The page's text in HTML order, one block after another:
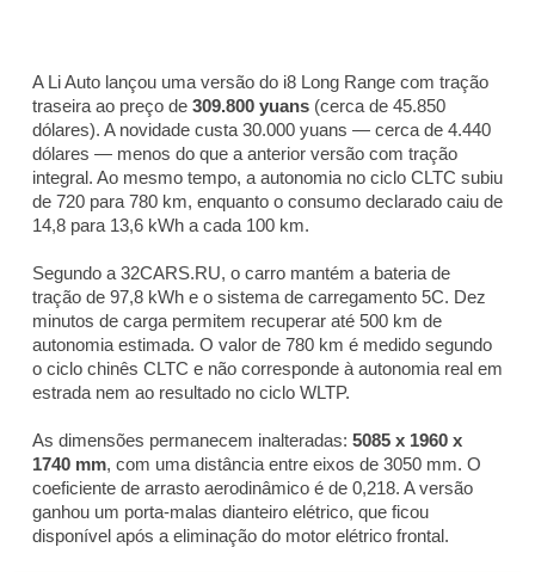
A Li Auto lançou uma versão do i8 Long Range com tração
traseira ao preço de 309.800 yuans (cerca de 45.850
dólares). A novidade custa 30.000 yuans — cerca de 4.440
dólares — menos do que a anterior versão com tração
integral. Ao mesmo tempo, a autonomia no ciclo CLTC subiu
de 720 para 780 km, enquanto o consumo declarado caiu de
14,8 para 13,6 kWh a cada 100 km.
Segundo a 32CARS.RU, o carro mantém a bateria de
tração de 97,8 kWh e o sistema de carregamento 5C. Dez
minutos de carga permitem recuperar até 500 km de
autonomia estimada. O valor de 780 km é medido segundo
o ciclo chinês CLTC e não corresponde à autonomia real em
estrada nem ao resultado no ciclo WLTP.
As dimensões permanecem inalteradas: 5085 x 1960 x
1740 mm, com uma distância entre eixos de 3050 mm. O
coeficiente de arrasto aerodinâmico é de 0,218. A versão
ganhou um porta-malas dianteiro elétrico, que ficou
disponível após a eliminação do motor elétrico frontal.